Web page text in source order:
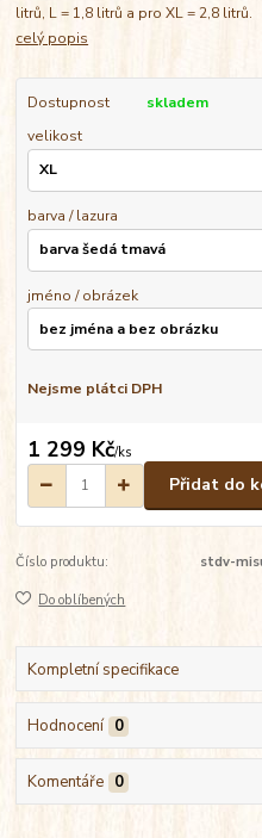
litrů, L = 1,8 litrů a pro XL = 2,8
celý popis
Dostupnost
skladem
velikost
barva / lazura
jméno / obrázek
Nejsme plátci DPH
1 299 Kč/ks
Přidat do
Číslo produktu: stdv-
Do oblíbených
Kompletní specifikace
Hodnocení 0
Komentáře 0